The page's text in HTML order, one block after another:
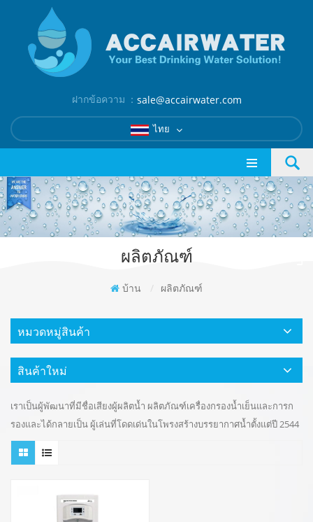
ฝากข้อความ ： sale@accairwater.com
ไทย
ผลิตภัณฑ์
บ้าน / ผลิตภัณฑ์
หมวดหมู่สินค้า
สินค้าใหม่
เราเป็นผู้พัฒนาที่มีชื่อเสียงผู้ผลิตน้ำ ผลิตภัณฑ์เครื่องกรองน้ำเย็นและการก
รองและได้กลายเป็น ผู้เล่นที่โดดเด่นในโพรงสร้างบรรยากาศน้ำตั้งแต่ปี 2544